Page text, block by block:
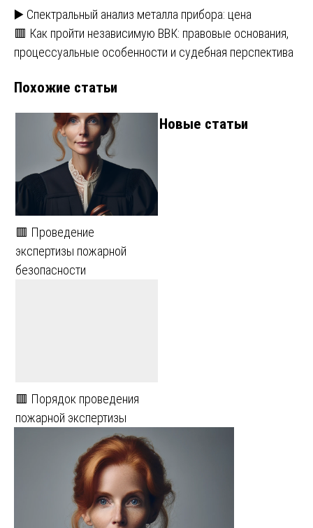
Навигация
по
▶️ Спектральный анализ металла прибора: цена
🟥 Как пройти независимую ВВК: правовые основания,
процессуальные особенности и судебная перспектива
Похожие статьи
🟥 Проведение
экспертизы пожарной
безопасности
🟥 Порядок проведения
пожарной экспертизы
Новые статьи